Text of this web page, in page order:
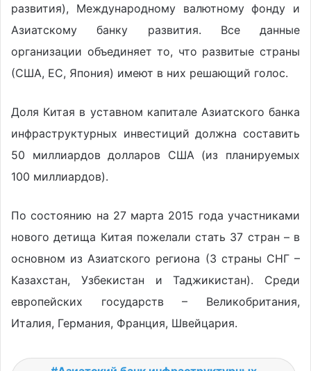
развития), Международному валютному фонду и
Азиатскому банку развития. Все данные
организации объединяет то, что развитые страны
(США, ЕС, Япония) имеют в них решающий голос.
Доля Китая в уставном капитале Азиатского банка
инфраструктурных инвестиций должна составить
50 миллиардов долларов США (из планируемых
100 миллиардов).
По состоянию на 27 марта 2015 года участниками
нового детища Китая пожелали стать 37 стран – в
основном из Азиатского региона (3 страны СНГ –
Казахстан, Узбекистан и Таджикистан). Среди
европейских государств – Великобритания,
Италия, Германия, Франция, Швейцария.